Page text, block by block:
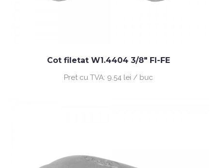
Cot filetat W1.4404 3/8" FI-FE
Pret cu TVA: 9.54 lei / buc